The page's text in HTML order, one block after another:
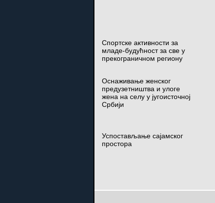
Спортске активности за
младе-будућност за све у
прекограничном региону
Оснаживање женског
предузетништва и улоге
жена на селу у југоисточној
Србији
Успостављање сајамског
простора